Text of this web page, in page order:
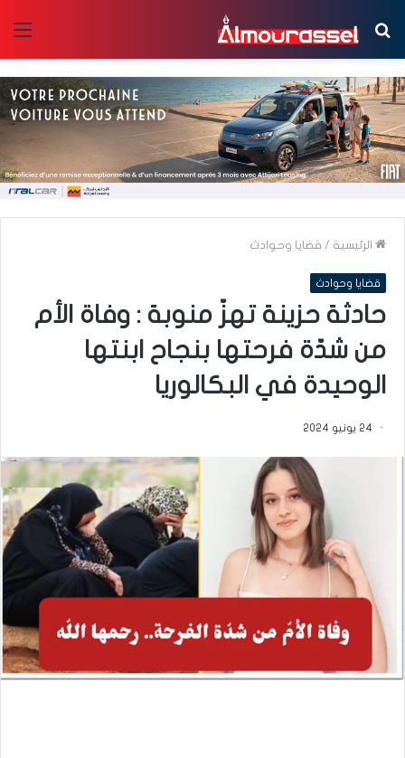
بحث
عن
الرئيسية / قضايا وحوادث
قضايا وحوادث
حادثة حزينة تهزّ منوبة : وفاة الأم
من شدّة فرحتها بنجاح ابنتها
الوحيدة في البكالوريا
24 يونيو 2024